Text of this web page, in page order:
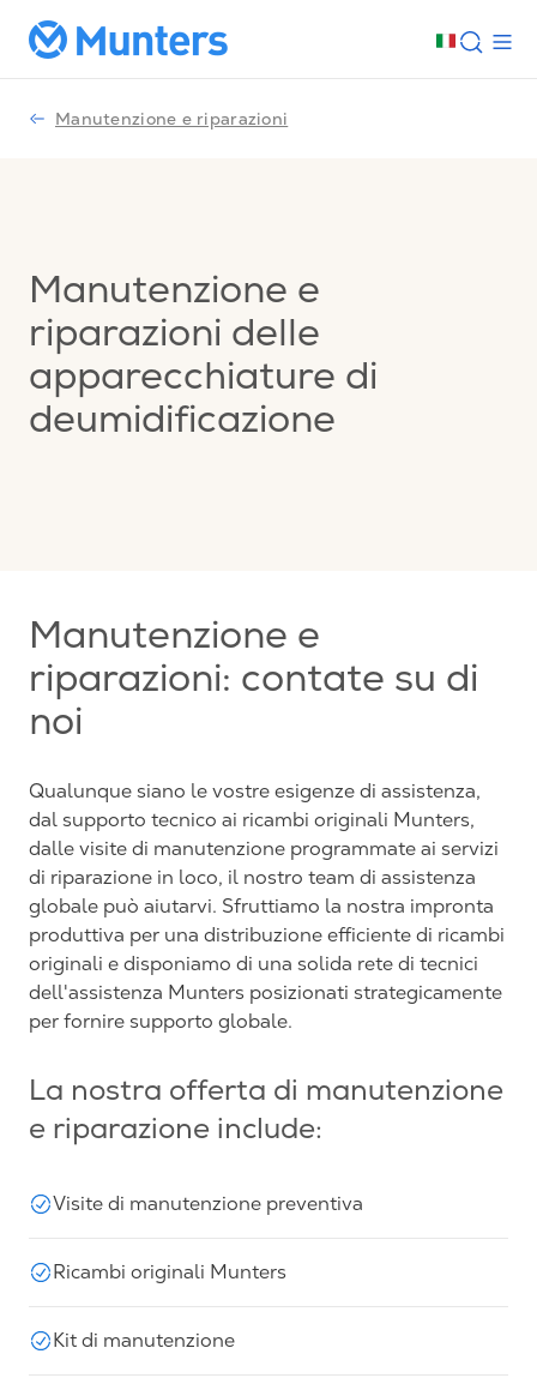
Manutenzione e riparazioni
Manutenzione e
riparazioni delle
apparecchiature di
deumidificazione
Manutenzione e
riparazioni: contate su di
noi
Qualunque siano le vostre esigenze di assistenza,
dal supporto tecnico ai ricambi originali Munters,
dalle visite di manutenzione programmate ai servizi
di riparazione in loco, il nostro team di assistenza
globale può aiutarvi. Sfruttiamo la nostra impronta
produttiva per una distribuzione efficiente di ricambi
originali e disponiamo di una solida rete di tecnici
dell'assistenza Munters posizionati strategicamente
per fornire supporto globale.
La nostra offerta di manutenzione
e riparazione include:
Visite di manutenzione preventiva
Ricambi originali Munters
Kit di manutenzione